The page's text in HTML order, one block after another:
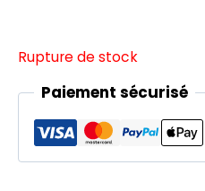
Rupture de stock
Paiement sécurisé